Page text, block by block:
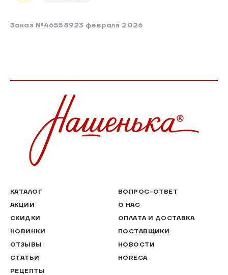
Заказ №46558923 февраля 2026
КАТАЛОГ
АКЦИИ
СКИДКИ
НОВИНКИ
ОТЗЫВЫ
СТАТЬИ
РЕЦЕПТЫ
ВОПРОС-ОТВЕТ
О НАС
ОПЛАТА И ДОСТАВКА
ПОСТАВЩИКИ
НОВОСТИ
HORECA